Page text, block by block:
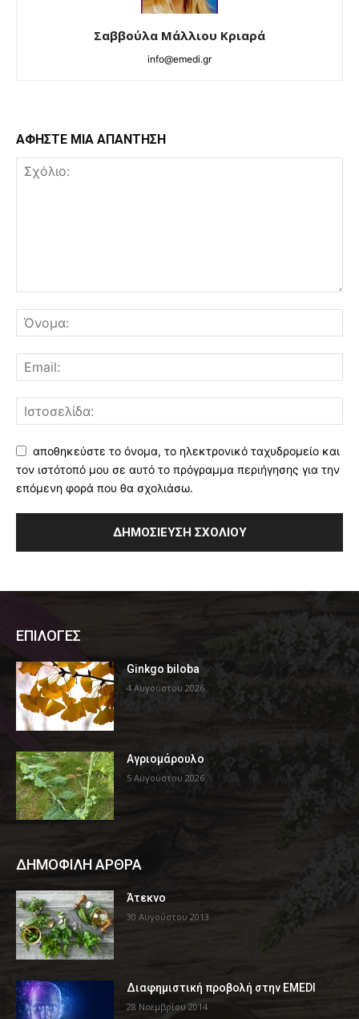
Σαββούλα Μάλλιου Κριαρά
info@emedi.gr
ΑΦΗΣΤΕ ΜΙΑ ΑΠΑΝΤΗΣΗ
αποθηκεύστε το όνομα, το ηλεκτρονικό ταχυδρομείο και
τον ιστότοπό μου σε αυτό το πρόγραμμα περιήγησης για την
επόμενη φορά που θα σχολιάσω.
ΕΠΙΛΟΓΕΣ
Ginkgo biloba
4 Αυγούστου 2026
Αγριομάρουλο
5 Αυγούστου 2026
ΔΗΜΟΦΙΛΗ ΑΡΘΡΑ
Άτεκνο
30 Αυγούστου 2013
Διαφημιστική προβολή στην EMEDI
28 Νοεμβρίου 2014